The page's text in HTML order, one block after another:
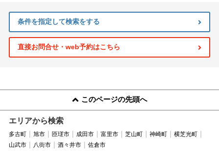
条件を指定して検索をする
直接お問合せ・web予約はこちら
このページの先頭へ
エリアから検索
多古町 旭市 匝瑳市 成田市 富里市 芝山町 神崎町
横芝光町
山武市
八街市 酒々井市 佐倉市